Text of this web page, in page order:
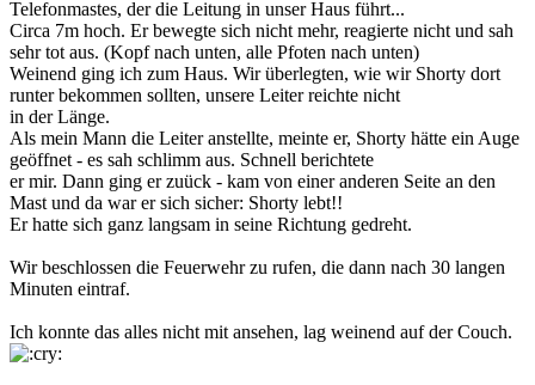
Telefonmastes, der die Leitung in unser Haus führt...
Circa 7m hoch. Er bewegte sich nicht mehr, reagierte nicht und sah
sehr tot aus. (Kopf nach unten, alle Pfoten nach unten)
Weinend ging ich zum Haus. Wir überlegten, wie wir Shorty dort
runter bekommen sollten, unsere Leiter reichte nicht
in der Länge.
Als mein Mann die Leiter anstellte, meinte er, Shorty hätte ein Auge
geöffnet - es sah schlimm aus. Schnell berichtete
er mir. Dann ging er zuück - kam von einer anderen Seite an den
Mast und da war er sich sicher: Shorty lebt!!
Er hatte sich ganz langsam in seine Richtung gedreht.
Wir beschlossen die Feuerwehr zu rufen, die dann nach 30 langen
Minuten eintraf.
Ich konnte das alles nicht mit ansehen, lag weinend auf der Couch.